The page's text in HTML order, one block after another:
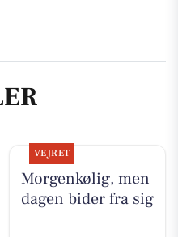
VEJRET
Morgenkølig, men
dagen bider fra sig